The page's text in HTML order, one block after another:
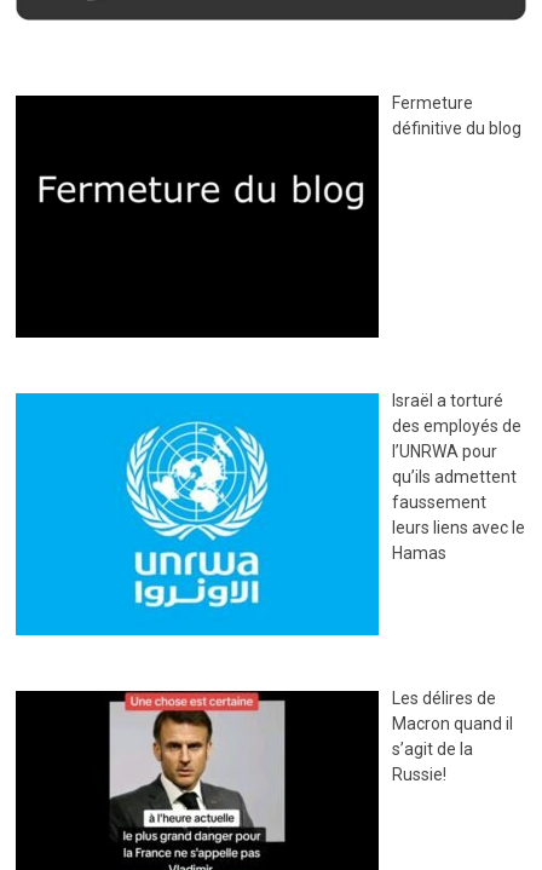
Fermeture
définitive du blog
Israël a torturé
des employés de
l’UNRWA pour
qu’ils admettent
faussement
leurs liens avec le
Hamas
Les délires de
Macron quand il
s’agit de la
Russie!